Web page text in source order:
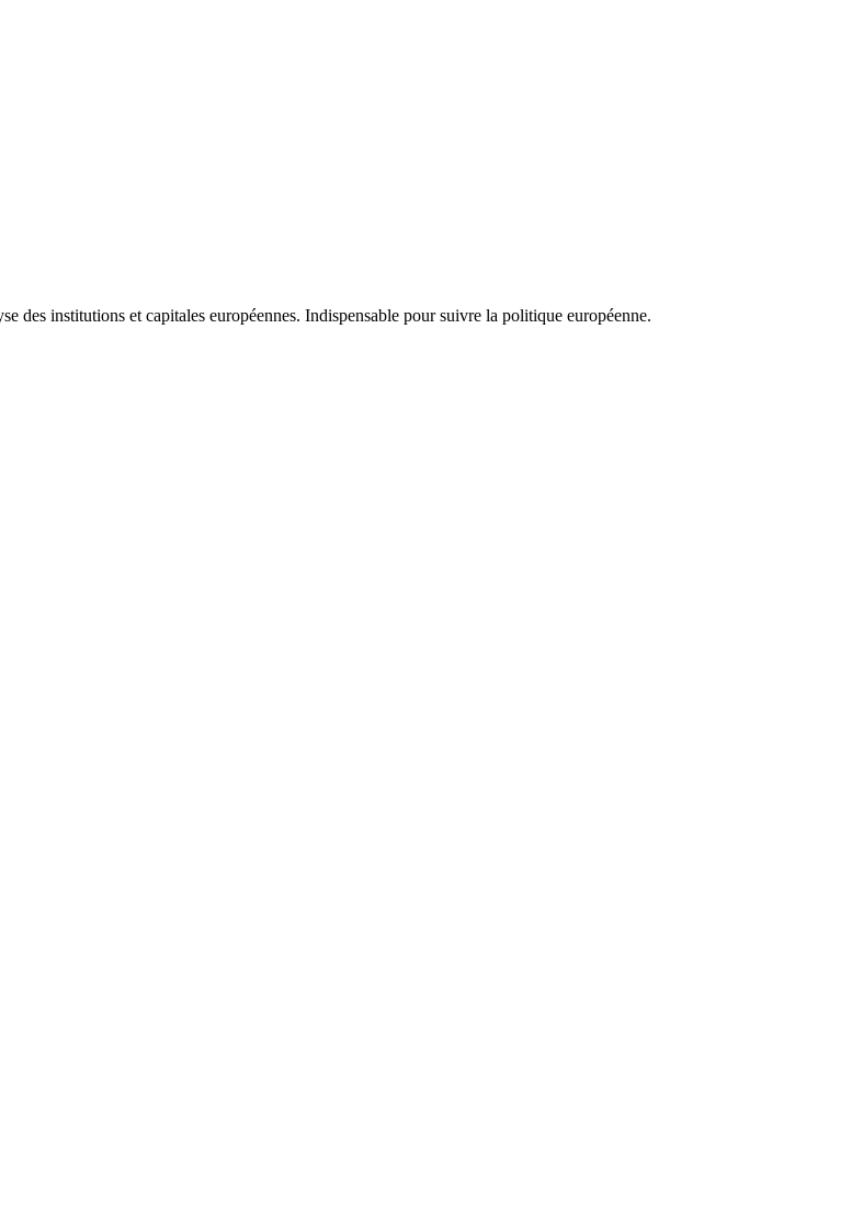
des institutions et capitales européennes. Indispensable pour suivre la politique européenne.